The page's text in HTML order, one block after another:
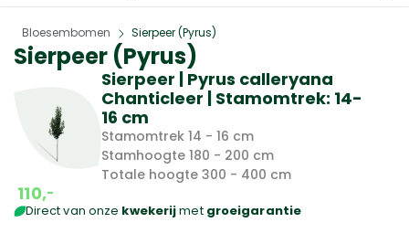
Home
Bloesembomen » Sierpeer (Pyrus)
Sierpeer (Pyrus)
Sierpeer | Pyrus calleryana
Chanticleer | Stamomtrek: 14-
16 cm
Stamomtrek 14 - 16 cm
Stamhoogte 180 - 200 cm
Totale hoogte 300 - 400 cm
110,-
Direct van onze kwekerijmet groeigarantie